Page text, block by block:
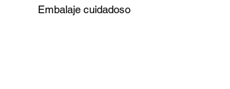
Embalaje cuidadoso